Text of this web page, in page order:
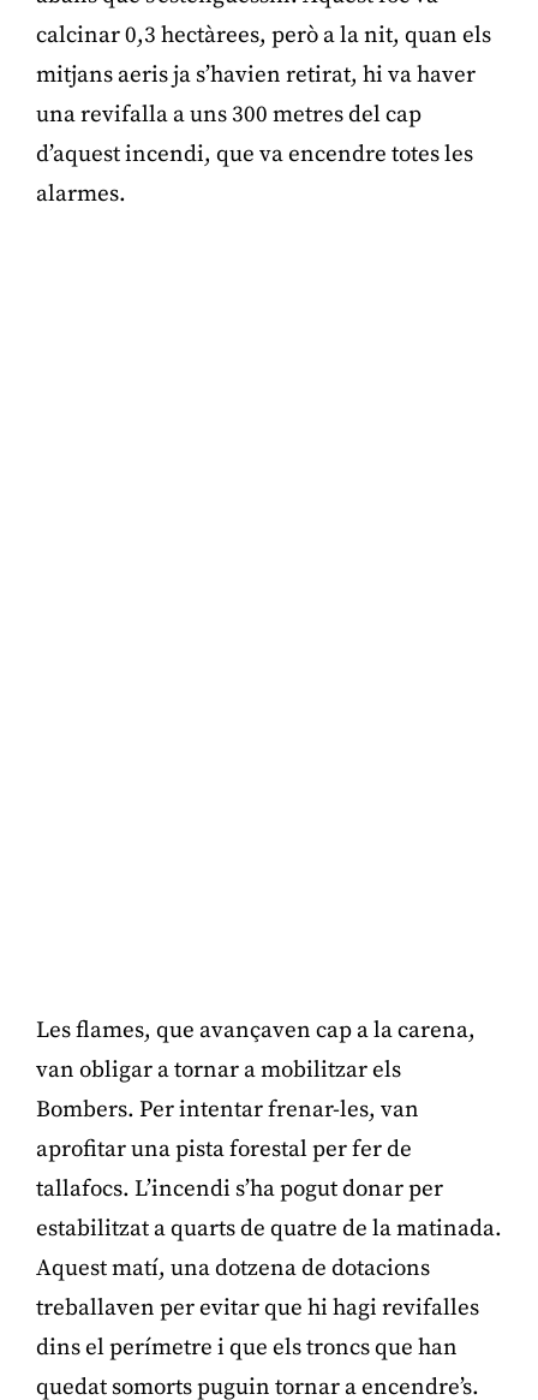
calcinar 0,3 hectàrees, però a la nit, quan els
mitjans aeris ja s’havien retirat, hi va haver
una revifalla a uns 300 metres del cap
d’aquest incendi, que va encendre totes les
alarmes.
Les flames, que avançaven cap a la carena,
van obligar a tornar a mobilitzar els
Bombers. Per intentar frenar-les, van
aprofitar una pista forestal per fer de
tallafocs. L’incendi s’ha pogut donar per
estabilitzat a quarts de quatre de la matinada.
Aquest matí, una dotzena de dotacions
treballaven per evitar que hi hagi revifalles
dins el perímetre i que els troncs que han
quedat somorts puguin tornar a encendre’s.